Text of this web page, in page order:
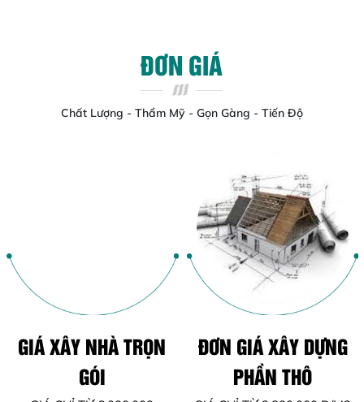
ĐƠN GIÁ
Chất Lượng - Thẩm Mỹ - Gọn Gàng - Tiến Độ
GIÁ XÂY NHÀ TRỌN
GÓI
ĐƠN GIÁ XÂY DỰNG
PHẦN THÔ